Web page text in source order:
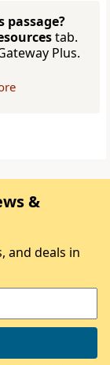
tab.
Plus.
&
and deals in